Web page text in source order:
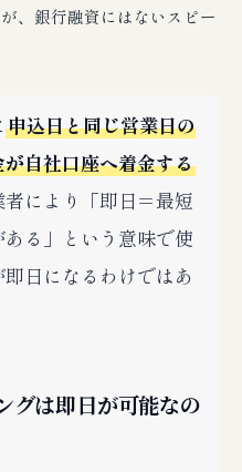
、銀行融資にはないスピー
申込日と同じ営業日の
自社口座へ着金する
により「即日＝最短
る」という意味で使
日になるわけではあ
グは即日が可能なの